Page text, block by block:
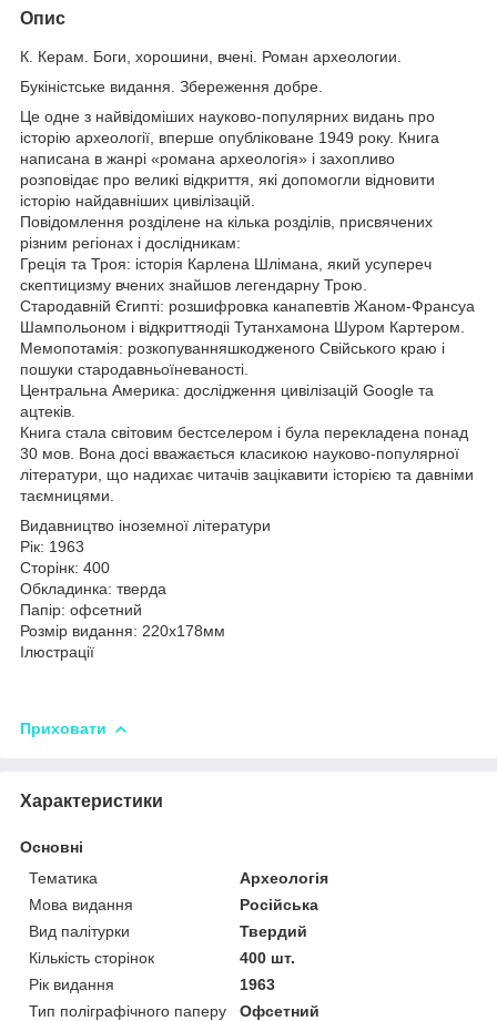
Опис
К. Керам. Боги, хорошини, вчені. Роман археологии.
Букіністське видання. Збереження добре.
Це одне з найвідоміших науково-популярних видань про
історію археології, вперше опубліковане 1949 року. Книга
написана в жанрі «романа археологія» і захопливо
розповідає про великі відкриття, які допомогли відновити
історію найдавніших цивілізацій.
Повідомлення розділене на кілька розділів, присвячених
різним регіонах і дослідникам:
Греція та Троя: історія Карлена Шлімана, який усупереч
скептицизму вчених знайшов легендарну Трою.
Стародавній Єгипті: розшифровка канапевтів Жаном-Франсуа
Шампольоном і відкриттяодіі Тутанхамона Шуром Картером.
Мемопотамія: розкопуванняшкодженого Свійського краю і
пошуки стародавньоїневаності.
Центральна Америка: дослідження цивілізацій Google та
ацтеків.
Книга стала світовим бестселером і була перекладена понад
30 мов. Вона досі вважається класикою науково-популярної
літератури, що надихає читачів зацікавити історією та давніми
таємницями.
Видавництво іноземної літератури
Рік: 1963
Сторінк: 400
Обкладинка: тверда
Папір: офсетний
Розмір видання: 220х178мм
Ілюстрації
Приховати
Характеристики
Основні
Тематика
Археологія
Мова видання
Російська
Вид палітурки
Твердий
Кількість сторінок
400 шт.
Рік видання
1963
Тип поліграфічного паперу
Офсетний